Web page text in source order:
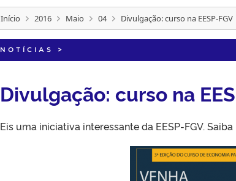
Início 2016 Maio 04 Divulgação: curso na EESP-FGV
NOTÍCIAS >
Divulgação: curso na
Eis uma iniciativa interessante da EESP-FGV.